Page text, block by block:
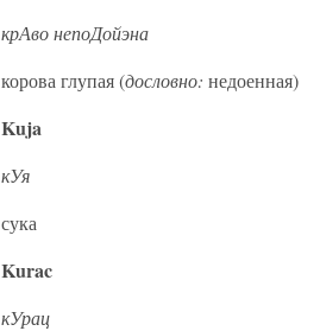
крАво непоДойэна
корова глупая (дословно: недоенная)
Kuja
кУя
сука
Kurac
кУрац